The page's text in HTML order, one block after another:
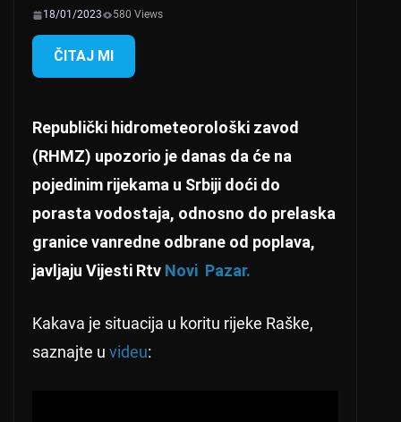
18/01/2023 580 Views
ČITAJ MI
Republički hidrometeorološki zavod
(RHMZ) upozorio je danas da će na
pojedinim rijekama u Srbiji doći do
porasta vodostaja, odnosno do prelaska
granice vanredne odbrane od poplava,
javljaju Vijesti Rtv Novi Pazar.
Kakava je situacija u koritu rijeke Raške,
saznajte u videu: